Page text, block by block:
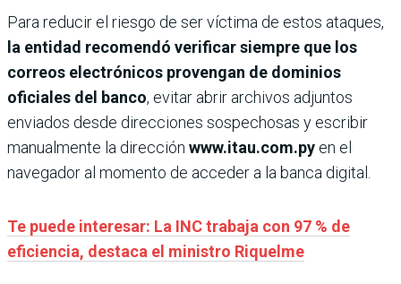
Para reducir el riesgo de ser víctima de estos ataques,
la entidad recomendó verificar siempre que los
correos electrónicos provengan de dominios
oficiales del banco, evitar abrir archivos adjuntos
enviados desde direcciones sospechosas y escribir
manualmente la dirección www.itau.com.py en el
navegador al momento de acceder a la banca digital.
Te puede interesar: La INC trabaja con 97 % de
eficiencia, destaca el ministro Riquelme